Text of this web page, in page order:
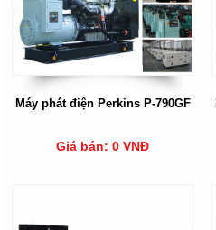
Máy phát điện Perkins P-790GF
Giá bán: 0 VNĐ